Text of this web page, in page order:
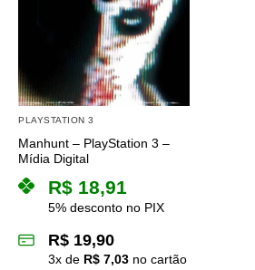
PLAYSTATION 3
Manhunt – PlayStation 3 –
Mídia Digital
R$ 18,91
5% desconto no PIX
R$ 19,90
3x de R$ 7,03 no cartão